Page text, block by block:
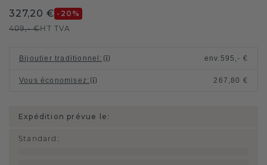
327,20 € -20 %
409,- €HT TVA
Bijoutier traditionnel : env. 595,- €
Vous économisez: 267,80 €
Expédition prévue le:
Standard :